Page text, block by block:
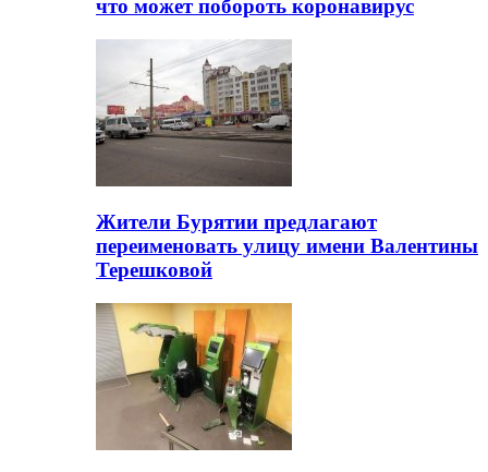
что может побороть коронавирус
Жители Бурятии предлагают
переименовать улицу имени Валентины
Терешковой